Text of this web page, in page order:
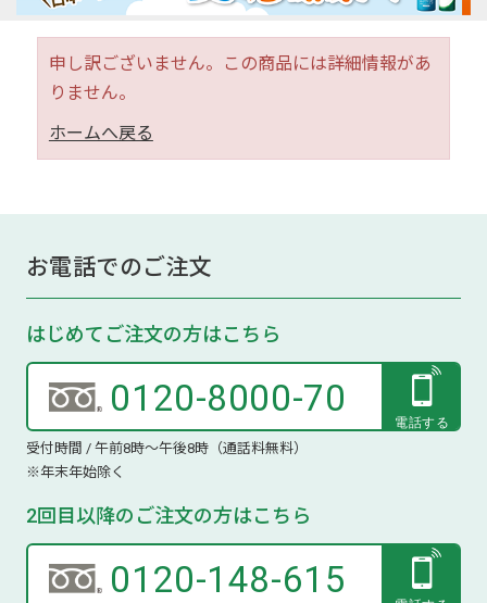
申し訳ございません。この商品には詳細情報があ
りません。
ホームへ戻る
お電話でのご注文
はじめてご注文の方はこちら
0120-8000-70
受付時間 / 午前8時～午後8時（通話料無料）
※年末年始除く
2回目以降のご注文の方はこちら
0120-148-615